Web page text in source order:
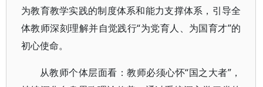
为教育教学实践的制度体系和能力支撑体系，引导全
体教师深刻理解并自觉践行“为党育人、为国育才”的
初心使命。
从教师个体层面看：教师必须心怀“国之大者”，